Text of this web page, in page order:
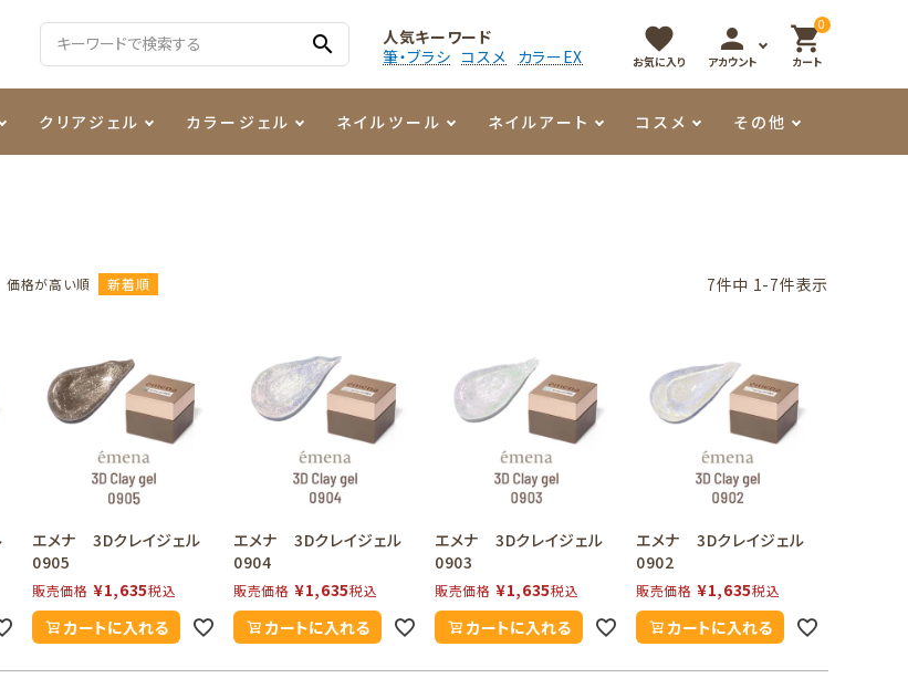
search
人気キーワード
筆・ブラシ コスメ カラーEX
favorite
お気に入り
person
アカウント
0
shopping_cart
カート
クリアジェル カラージェル
ェル
リッシュ その他カラージェル
ネイルツール
パチュラ
ネイルアート コスメ その他
価格が高い順 新着順 7件中 1-7件表示
エメナ 3Dクレイジェル
0905
販売価格 ¥1,635税込
カートに入れる
エメナ 3Dクレイジェル
0904
販売価格 ¥1,635税込
カートに入れる
エメナ 3Dクレイジェル
0903
販売価格 ¥1,635税込
カートに入れる
エメナ 3Dクレイジェル
0902
販売価格 ¥1,635税込
カートに入れる